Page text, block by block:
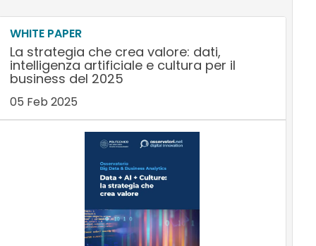
WHITE PAPER
La strategia che crea valore: dati,
intelligenza artificiale e cultura per il
business del 2025
05 Feb 2025